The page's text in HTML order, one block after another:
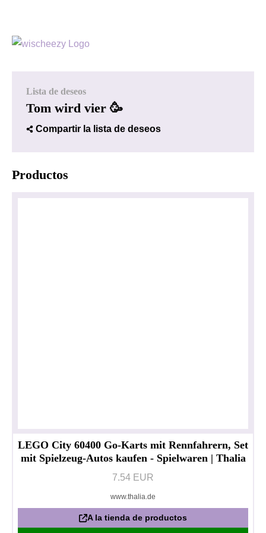
Lista de deseos
Tom wird vier 🥳
Compartir la lista de deseos
Productos
LEGO City 60400 Go-Karts mit Rennfahrern, Set
mit Spielzeug-Autos kaufen - Spielwaren | Thalia
7.54 EUR
www.thalia.de
A la tienda de productos
Política de privacidadImpresionante